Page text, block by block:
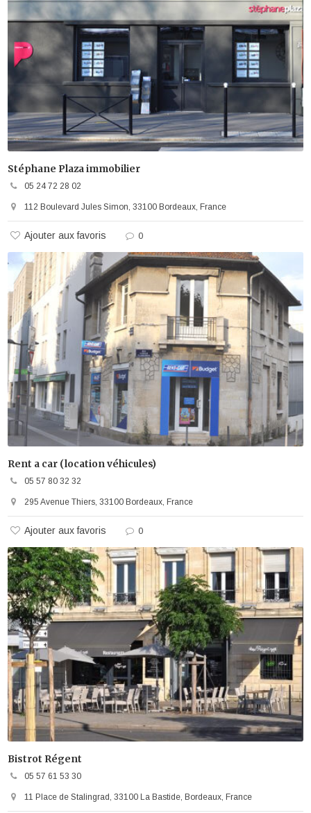
Stéphane Plaza immobilier
05 24 72 28 02
112 Boulevard Jules Simon, 33100 Bordeaux, France
Ajouter aux favoris 0
Rent a car (location véhicules)
05 57 80 32 32
295 Avenue Thiers, 33100 Bordeaux, France
Ajouter aux favoris 0
Bistrot Régent
05 57 61 53 30
11 Place de Stalingrad, 33100 La Bastide, Bordeaux, France